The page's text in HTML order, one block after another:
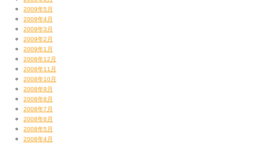
2009年5月
2009年4月
2009年3月
2009年2月
2009年1月
2008年12月
2008年11月
2008年10月
2008年9月
2008年8月
2008年7月
2008年6月
2008年5月
2008年4月